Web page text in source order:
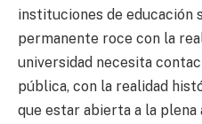
instituciones de educación
permanente roce con la
universidad necesita
pública, con la realidad
que estar abierta a la plena